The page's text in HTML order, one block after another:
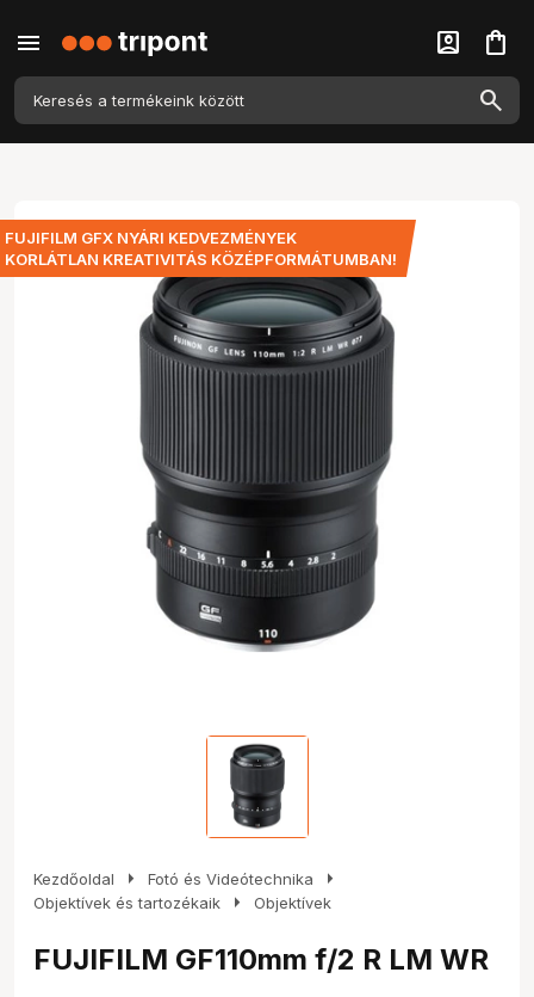
menu account_box shopping_bag
FUJIFILM GFX NYÁRI KEDVEZMÉNYEK
KORLÁTLAN KREATIVITÁS KÖZÉPFORMÁTUMBAN!
Kezdőoldal arrow_right Fotó és Videótechnika arrow_right
Objektívek és tartozékaik arrow_right Objektívek
FUJIFILM GF110mm f/2 R LM WR